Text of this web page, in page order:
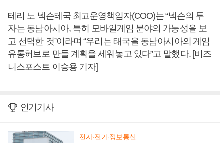
테리 노 넥슨테국 최고운영책임자(COO)는 “넥슨의 투
자는 동남아시아, 특히 모바일게임 분야의 가능성을 보
고 선택한 것”이라며 “우리는 태국을 동남아시아의 게임
유통허브로 만들 계획을 세워놓고 있다”고 말했다. [비즈
니스포스트 이승용 기자]
인기기사
전자·전기·정보통신